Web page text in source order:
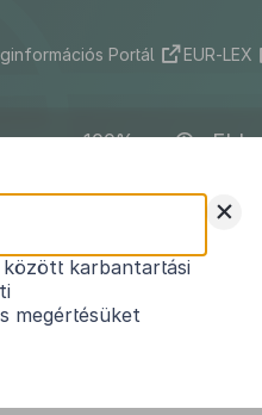
Portál EUR-LEX
ELI
+
között karbantartási
megértésüket